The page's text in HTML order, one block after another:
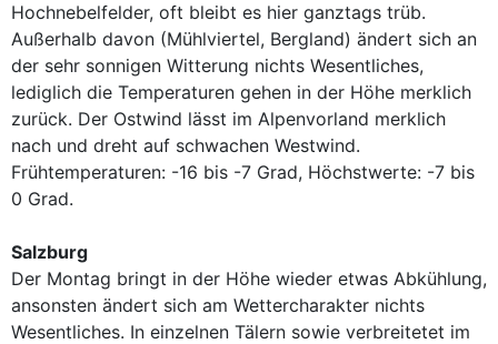
Hochnebelfelder, oft bleibt es hier ganztags trüb.
Außerhalb davon (Mühlviertel, Bergland) ändert sich an
der sehr sonnigen Witterung nichts Wesentliches,
lediglich die Temperaturen gehen in der Höhe merklich
zurück. Der Ostwind lässt im Alpenvorland merklich
nach und dreht auf schwachen Westwind.
Frühtemperaturen: -16 bis -7 Grad, Höchstwerte: -7 bis
0 Grad.
Salzburg
Der Montag bringt in der Höhe wieder etwas Abkühlung,
ansonsten ändert sich am Wettercharakter nichts
Wesentliches. In einzelnen Tälern sowie verbreitetet im